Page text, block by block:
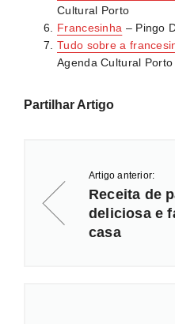
Cultural Porto
Francesinha – Pingo
Tudo sobre a
Agenda Cultural Porto
Partilhar Artigo
Artigo anterior:
Receita de
deliciosa e
casa